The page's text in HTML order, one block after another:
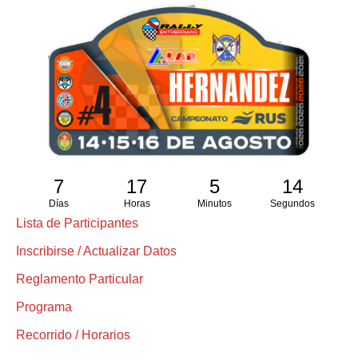
7
Días
17
Horas
5
Minutos
13
Segundos
Lista de Participantes
Inscribirse / Actualizar Datos
Reglamento Particular
Programa
Recorrido / Horarios